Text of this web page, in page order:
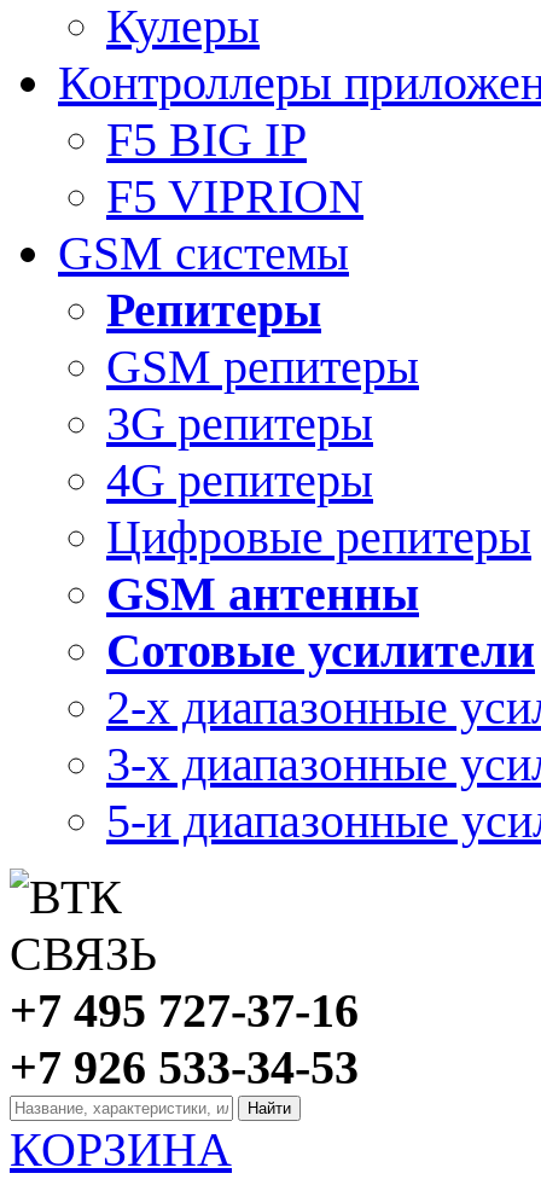
Кулеры
Контроллеры
F5 BIG IP
F5 VIPRION
GSM системы
Репитеры
GSM репитеры
3G репитеры
4G репитеры
Цифровые репитеры
GSM антенны
Сотовые усилители
2-х диапазонные
3-х диапазонные
5-и диапазонные
+7 495 727-37-16
+7 926 533-34-53
КОРЗИНА